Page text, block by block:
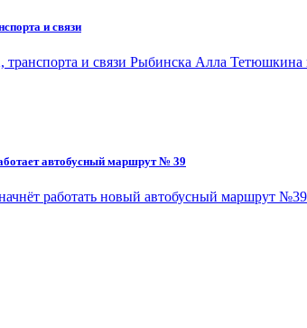
и связи
и связи Рыбинска Алла
автобусный маршрут № 39
работать новый автобусный маршрут